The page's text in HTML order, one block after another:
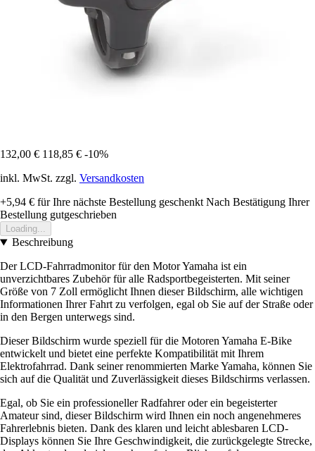
132,00 € 118,85 € -10%
inkl. MwSt. zzgl. Versandkosten
+5,94 € für Ihre nächste Bestellung geschenkt Nach Bestätigung Ihrer
Bestellung gutgeschrieben
Loading...
Beschreibung
Der LCD-Fahrradmonitor für den Motor Yamaha ist ein
unverzichtbares Zubehör für alle Radsportbegeisterten. Mit seiner
Größe von 7 Zoll ermöglicht Ihnen dieser Bildschirm, alle wichtigen
Informationen Ihrer Fahrt zu verfolgen, egal ob Sie auf der Straße oder
in den Bergen unterwegs sind.
Dieser Bildschirm wurde speziell für die Motoren Yamaha E-Bike
entwickelt und bietet eine perfekte Kompatibilität mit Ihrem
Elektrofahrrad. Dank seiner renommierten Marke Yamaha, können Sie
sich auf die Qualität und Zuverlässigkeit dieses Bildschirms verlassen.
Egal, ob Sie ein professioneller Radfahrer oder ein begeisterter
Amateur sind, dieser Bildschirm wird Ihnen ein noch angenehmeres
Fahrerlebnis bieten. Dank des klaren und leicht ablesbaren LCD-
Displays können Sie Ihre Geschwindigkeit, die zurückgelegte Strecke,